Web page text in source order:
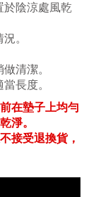
於陰涼處風乾
。
清潔。
長度。
在墊子上均勻
淨。
接受退換貨，